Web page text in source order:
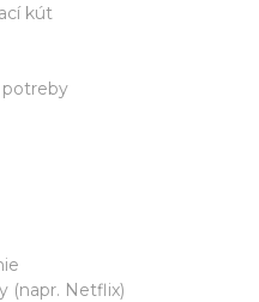
kút
(napr. Netflix)